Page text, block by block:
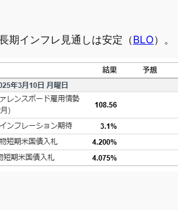
期インフレ見通しは安定（BLO）。